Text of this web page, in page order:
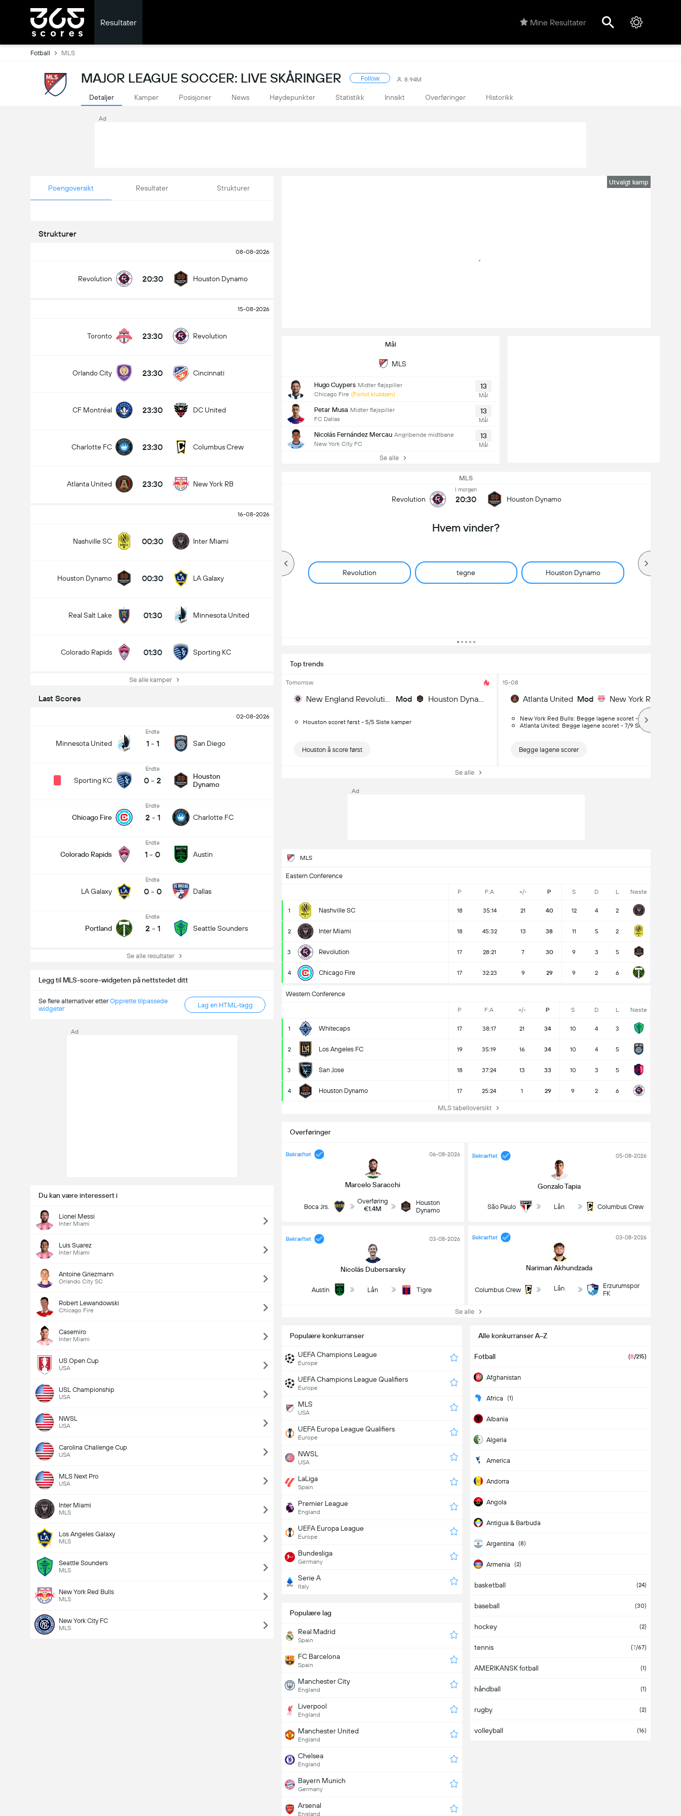
Resultater Mine Resultater
Fotball MLS
MAJOR LEAGUE SOCCER: LIVE SKÅRINGER Follow 8.94M
Detaljer Kamper Posisjoner News Høydepunkter Statistikk Innsikt Overføringer Historikk
Ad
Poengoversikt Resultater Strukturer
Strukturer
08-08-2026
Revolution 20:30 Houston Dynamo
15-08-2026
Toronto 23:30 Revolution
Orlando City 23:30 Cincinnati
CF Montréal 23:30 DC United
Charlotte FC 23:30 Columbus Crew
Atlanta United 23:30 New York RB
16-08-2026
Nashville SC 00:30 Inter Miami
Houston Dynamo 00:30 LA Galaxy
Real Salt Lake 01:30 Minnesota United
Colorado Rapids 01:30 Sporting KC
Se alle kamper
Last Scores
02-08-2026
Minnesota United
Endte
1 - 1 San Diego
Sporting KC
Endte
0 - 2
Houston
Dynamo
Chicago Fire
Endte
2 - 1 Charlotte FC
Colorado Rapids
Endte
1 - 0 Austin
LA Galaxy
Endte
0 - 0 Dallas
Portland
Endte
2 - 1 Seattle Sounders
Se alle resultater
Legg til MLS-score-widgeten på nettstedet ditt
Se flere alternativer etter Opprette tilpassede
widgeter
Lag en HTML-tagg
Ad
Du kan være interessert i
Lionel Messi
Inter Miami
Luis Suarez
Inter Miami
Antoine Griezmann
Orlando City SC
Robert Lewandowski
Chicago Fire
Casemiro
Inter Miami
US Open Cup
USA
USL Championship
USA
NWSL
USA
Carolina Challenge Cup
USA
MLS Next Pro
USA
Inter Miami
MLS
Los Angeles Galaxy
MLS
Seattle Sounders
MLS
New York Red Bulls
MLS
New York City FC
MLS
Utvalgt kamp
Mål
MLS
Hugo Cuypers Midter fløjspiller
Chicago Fire (Forlot klubben)
13
Mål
Petar Musa Midter fløjspiller
FC Dallas
13
Mål
Nicolás Fernández Mercau Angribende midtbane
New York City FC
13
Mål
Se alle
Top trends
Tomorrow
Mod Houston Dynamo
Houston scoret først - 5/5 Siste kamper
Houston å score først
15-08
Atlanta United Mod New York Red Bulls
New York Red Bulls: Begge lagene scoret - 6/7 Siste
Atlanta United: Begge lagene scoret - 7/9 Siste kamper
Begge lagene scorer
Se alle
Ad
Overføringer
Bekræftet
Marcelo Saracchi
06-08-2026
Boca Jrs.
Overføring
€1.4M
Houston
Dynamo
Bekræftet
Gonzalo Tapia
05-08-2026
São Paulo Lån Columbus Crew
Bekræftet
Nicolás Dubersarsky
03-08-2026
Austin Lån Tigre
Bekræftet
Nariman Akhundzada
03-08-2026
Columbus Crew Lån
Erzurumspor
FK
Se alle
MLS
Revolution
I morgen
20:30 Houston Dynamo
Hvem vinder?
Revolution tegne Houston Dynamo
Columbus Crew
MLS
Eastern Conference
P F:A +/- P S D L Neste
1 Nashville SC 18 35:14 21 40 12 4 2
2 Inter Miami 18 45:32 13 38 11 5 2
3 Revolution 17 28:21 7 30 9 3 5
4 Chicago Fire 17 32:23 9 29 9 2 6
Western Conference
P F:A +/- P S D L Neste
1 Whitecaps 17 38:17 21 34 10 4 3
2 Los Angeles FC 19 35:19 16 34 10 4 5
3 San Jose 18 37:24 13 33 10 3 5
4 Houston Dynamo 17 25:24 1 29 9 2 6
MLS tabelloversikt
Populære konkurranser
UEFA Champions League
Europe
UEFA Champions League Qualifiers
Europe
MLS
USA
UEFA Europa League Qualifiers
Europe
NWSL
USA
LaLiga
Spain
Premier League
England
UEFA Europa League
Europe
Bundesliga
Germany
Serie A
Italy
Alle konkurranser A−Z
Fotball (8/215)
Afghanistan
Africa (1)
Albania
Algeria
America
Andorra
Angola
Antigua & Barbuda
Argentina (8)
Armenia (2)
Aruba
basketball (24)
baseball (30)
hockey (2)
tennis (7/67)
AMERIKANSK fotball (1)
håndball (1)
rugby (2)
volleyball (16)
Populære lag
Real Madrid
Spain
FC Barcelona
Spain
Manchester City
England
Liverpool
England
Manchester United
England
Chelsea
England
Bayern Munich
Germany
Arsenal
England